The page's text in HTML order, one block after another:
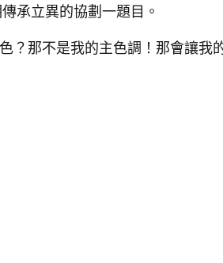
承立異的協劃一題目。
？那不是我的主色調！那會讓我